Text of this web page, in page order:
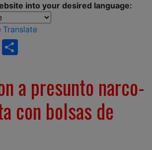
into your desired language:
Translate
Pinterest
a presunto narco-
con bolsas de